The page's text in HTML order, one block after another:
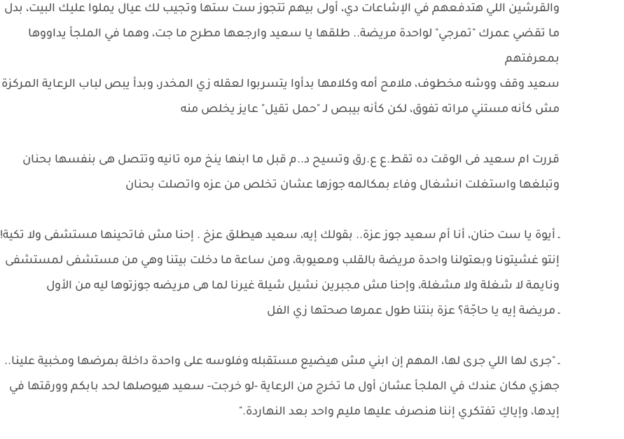
والقرشين اللي هتدفعهم في الإشاعات دي، أولى بيهم تتجوز ست ستها وتجيب لك عيال يملوا عليك البيت، بدل
ما تقضي عمرك "تمرجي" لواحدة مريضة.. طلقها يا سعيد وارجعها مطرح ما جت، وهما في الملجأ يداووها
بمعرفتهم
سعيد وقف ووشه مخطوف، ملامح أمه وكلامها بدأوا يتسربوا لعقله زي المخدر، وبدأ يبص لباب الرعاية المركزة
مش كأنه مستني مراته تفوق، لكن كأنه بيبص لـ "حمل تقيل" عايز يخلص منه
قررت ام سعيد فى الوقت ده تقط.ع ع.رق وتسيح د..م قبل ما ابنها ينخ مره تانيه وتتصل هى بنفسها بحنان
وتبلغها واستغلت انشغال وفاء بمكالمه جوزها عشان تخلص من عزه واتصلت بحنان
ـ أيوة يا ست حنان، أنا أم سعيد جوز عزة.. بقولك إيه، سعيد هيطلق عزخ . إحنا مش فاتحينها مستشفى ولا تكية!
إنتو غشيتونا وبعتولنا واحدة مريضة بالقلب ومعيوبة، ومن ساعة ما دخلت بيتنا وهي من مستشفى لمستشفى
ونايمة لا شغلة ولا مشغلة، وإحنا مش مجبرين نشيل شيلة غيرنا لما هى مريضه جوزتوها ليه من الأول
ـ مريضة إيه يا حاجّة؟ عزة بنتنا طول عمرها صحتها زي الفل
ـ "جرى لها اللي جرى لها، المهم إن ابني مش هيضيع مستقبله وفلوسه على واحدة داخلة بمرضها ومخبية علينا..
جهزي مكان عندك في الملجأ عشان أول ما تخرج من الرعاية -لو خرجت- سعيد هيوصلها لحد بابكم وورقتها في
إيدها، وإياكِ تفتكري إننا هنصرف عليها مليم واحد بعد النهاردة."